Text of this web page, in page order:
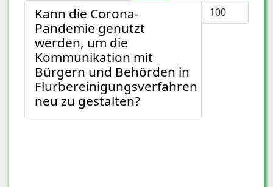
Anzeige #
Kann die Corona-
Pandemie genutzt
werden, um die
Kommunikation mit
Bürgern und Behörden in
Flurbereinigungsverfahren
neu zu gestalten?